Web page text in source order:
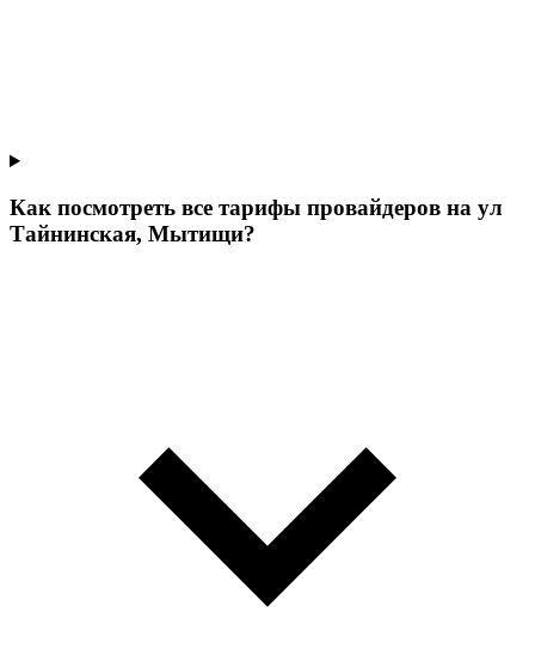
Как посмотреть все тарифы провайдеров на ул
Тайнинская, Мытищи?